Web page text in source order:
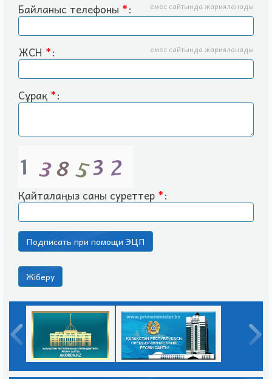
Байланыс телефоны *: емес сайтында жарияланады
ЖСН *: емес сайтында жарияланады
Сұрақ *:
Қайталаңыз саны суреттер *: